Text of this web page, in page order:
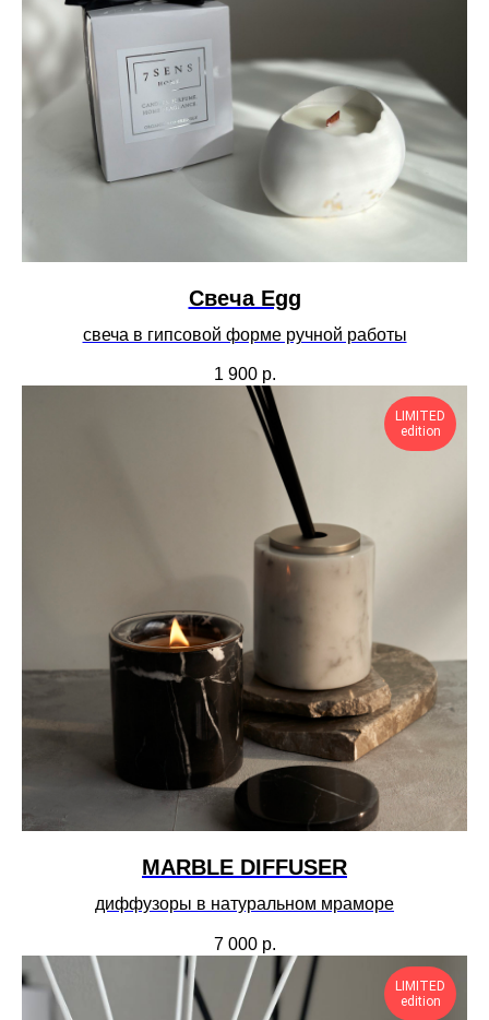
Cвеча Egg
свеча в гипсовой форме ручной работы
1 900 р.
LIMITED
edition
MARBLE DIFFUSER
диффузоры в натуральном мраморе
7 000 р.
LIMITED
edition